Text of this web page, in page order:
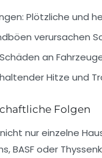
Plötzliche und
verursachen
an
Hitze und
Folgen
nur einzelne
BASF oder